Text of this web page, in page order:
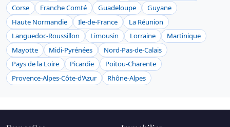
Corse
Franche Comté Guadeloupe
Guyane
Haute Normandie
Ile-de-France
La Réunion
Languedoc-Roussillon
Limousin Lorraine
Martinique
Mayotte
Midi-Pyrénées
Nord-Pas-de-Calais
Pays de la Loire
Picardie
Poitou-Charente
Provence-Alpes-Côte-d'Azur
Rhône-Alpes